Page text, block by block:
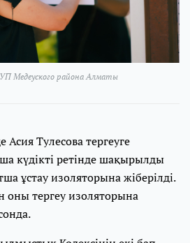
Медеуского района Алматы
Тулесова тергеуге
күдікті ретінде шақырылды
ұстау изоляторына жіберілді.
оны тергеу изоляторына